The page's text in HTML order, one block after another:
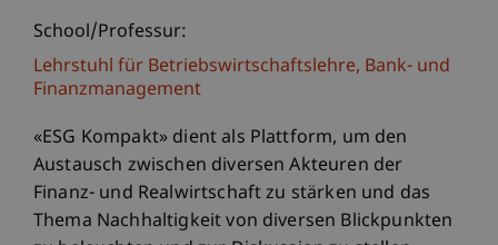
School/Professur:
Lehrstuhl für Betriebswirtschaftslehre, Bank- und
Finanzmanagement
«ESG Kompakt» dient als Plattform, um den
Austausch zwischen diversen Akteuren der
Finanz- und Realwirtschaft zu stärken und das
Thema Nachhaltigkeit von diversen Blickpunkten